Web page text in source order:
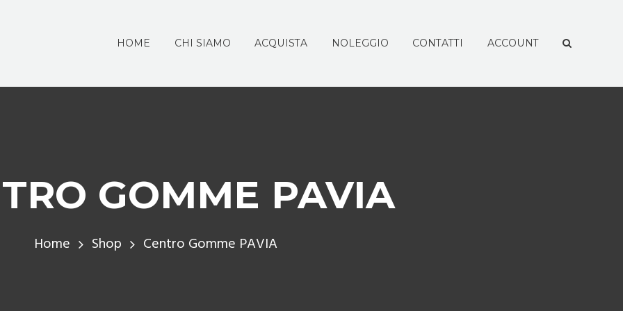
HOME CHI SIAMO ACQUISTA NOLEGGIO CONTATTI ACCOUNT
GOMME PAVIA
Home Shop Centro Gomme PAVIA